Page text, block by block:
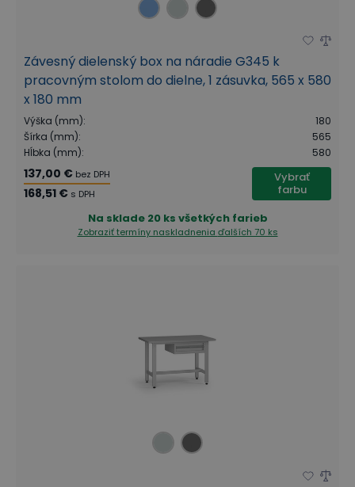
Závesný dielenský box na náradie G345 k
pracovným stolom do dielne, 1 zásuvka, 565 x 580
x 180 mm
Výška (mm):
180
Šírka (mm):
565
Hĺbka (mm): 580
137,00 € bez DPH
168,51 € s DPH
Vybrať
farbu
Na sklade 20 ks všetkých farieb
Zobraziť termíny naskladnenia ďalších 70 ks